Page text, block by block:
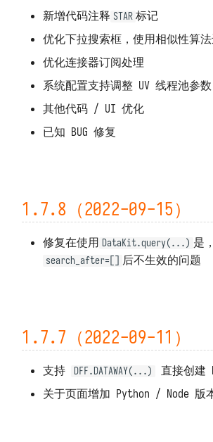
1.2.1（2021-09-16）
1.2.0（2021-09-16）
1.1.17（2021-09-15）
1.1.16（2021-09-15）
1.1.13（2021-09-14）
1.1.12（2021-09-11）
1.1.9（2021-09-07）
1.1.8（2021-09-06）
新增代码注释 STAR 标记
优化下拉搜索框，使用相似性算
优化连接器订阅处理
系统配置支持调整 UV 线程池参数
其他代码 / UI 优化
已知 BUG 修复
1.7.8（2022-09-15）
修复在使用 DataKit.query(...) 是
search_after=[] 后不生效的问题
1.7.7（2022-09-11）
支持 DFF.DATAWAY(...)
直接创建
关于页面增加 Python / Node 版